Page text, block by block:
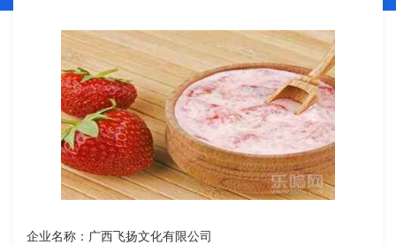
企业名称：广西飞扬文化有限公司